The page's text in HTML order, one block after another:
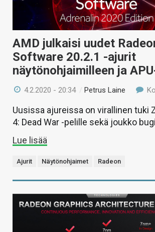
AMD julkaisi uudet
Software 20.2.1 -ajurit
näytönohjaimilleen ja
4.2.2020 - 20:34 /Petrus Laine
Uusissa ajureissa on virallinen tuki
4: Dead War -pelille sekä joukko
Lue lisää
Ajurit Näytönohjaimet Radeon